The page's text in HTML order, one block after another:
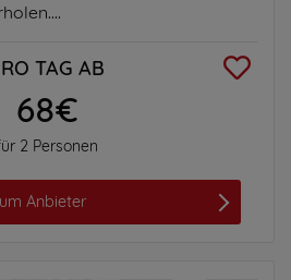
TAG AB
68€
2 Personen
Anbieter